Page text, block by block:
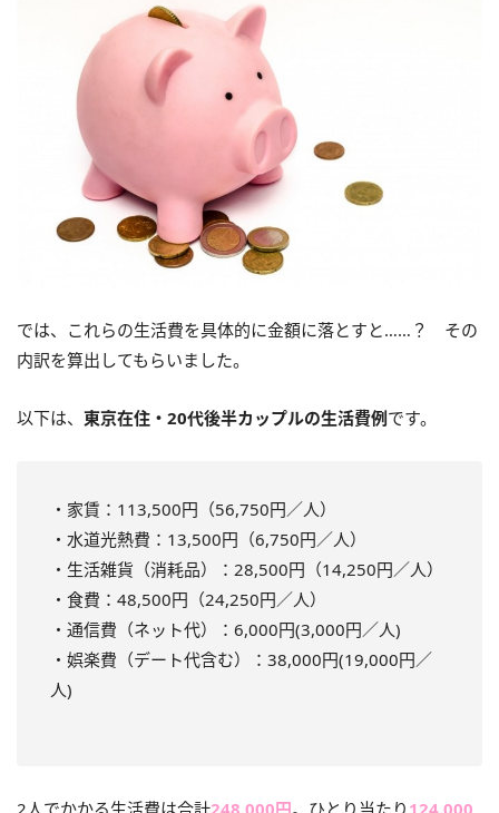
では、これらの生活費を具体的に金額に落とすと……？ その
内訳を算出してもらいました。
以下は、 東京在住・20代後半カップルの生活費例です。
・家賃：113,500円（56,750円／人）
・水道光熱費：13,500円（6,750円／人）
・生活雑貨（消耗品）：28,500円（14,250円／人）
・食費：48,500円（24,250円／人）
・通信費（ネット代）：6,000円(3,000円／人)
・娯楽費（デート代含む）：38,000円(19,000円／
人)